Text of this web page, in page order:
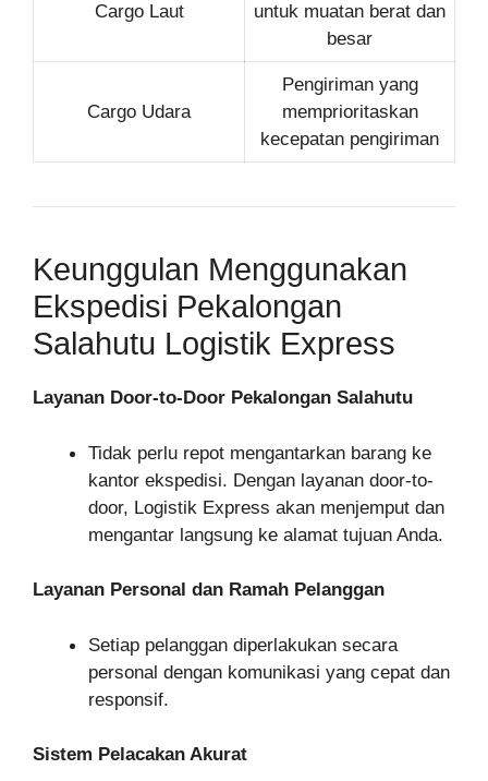
Cargo Laut
untuk muatan berat dan
besar
Cargo Udara
Pengiriman yang
memprioritaskan
kecepatan pengiriman
Keunggulan Menggunakan
Ekspedisi Pekalongan
Salahutu Logistik Express
Layanan Door-to-Door Pekalongan Salahutu
Tidak perlu repot mengantarkan barang ke
kantor ekspedisi. Dengan layanan door-to-
door, Logistik Express akan menjemput dan
mengantar langsung ke alamat tujuan Anda.
Layanan Personal dan Ramah Pelanggan
Setiap pelanggan diperlakukan secara
personal dengan komunikasi yang cepat dan
responsif.
Sistem Pelacakan Akurat